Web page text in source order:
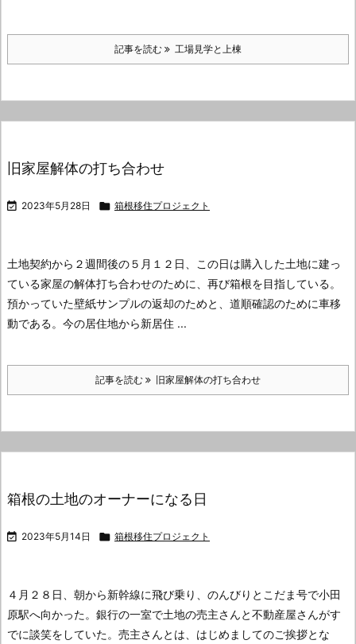
記事を読む 工場見学と上棟
旧家屋解体の打ち合わせ
 2023年5月28日  箱根移住プロジェクト
土地契約から２週間後の５月１２日、この日は購入した土地に建っ
ている家屋の解体打ち合わせのために、再び箱根を目指している。
預かっていた壁紙サンプルの返却のためと、道順確認のために車移
動である。 今の居住地から新居住 ...
記事を読む 旧家屋解体の打ち合わせ
箱根の土地のオーナーになる日
 2023年5月14日  箱根移住プロジェクト
４月２８日、朝から新幹線に飛び乗り、のんびりとこだま号で小田
原駅へ向かった。 銀行の一室で土地の売主さんと不動産屋さんがす
でに談笑をしていた。 売主さんとは、はじめましてのご挨拶とな